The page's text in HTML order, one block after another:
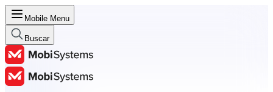
Mobile Menu
Buscar